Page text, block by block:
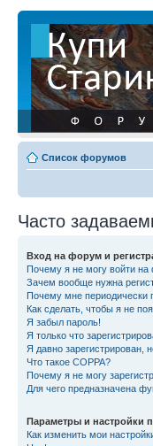
Список форумов
Часто
Вход на форум и
Почему я не могу войти
Зачем вообще нужна
Почему мне периодически
Как сделать, чтобы я не
Я забыл пароль!
Я только что
Я давно зарегистрирован,
Что такое COPPA?
Почему я не могу
Для чего предназначена
Параметры и настройки
Как изменить мои